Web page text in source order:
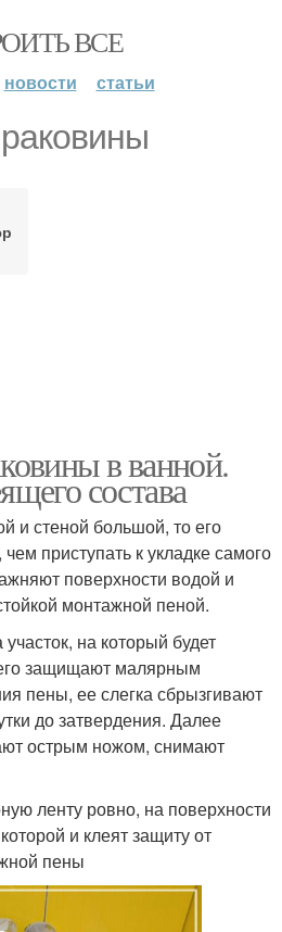
ВСЕ
новости статьи
в ванной.
состава
и стеной большой, то его
приступать к укладке самого
поверхности водой и
монтажной пеной.
на который будет
защищают малярным
пены, ее слегка сбрызгивают
до затвердения. Далее
острым ножом, снимают
ленту ровно, на поверхности
и клеят защиту от
пены